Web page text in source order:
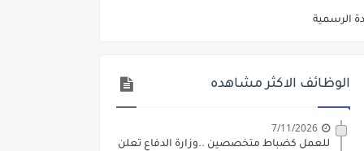
/ تجارة / حقوق / زراعة / تربية / اداب / خدمة اجتماعية
9 يوليو 2026
والاوراق المطلوبة وكيفية التقديم
الوظائف الاكثر مشاهده
7/11/2026
للعمل كضباط متخصصين ..وزارة الدفاع تعلن